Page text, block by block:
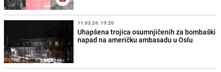
11.03.26. 19:20
Uhapšena trojica osumnjičenih za bombaški
napad na američku ambasadu u Oslu